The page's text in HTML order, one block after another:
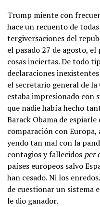
Trump miente con
hace un recuento de
tergiversaciones del
el pasado 27 de agosto,
cosas inciertas. De todo
declaraciones
el secretario general de
estaba impresionado con
que nadie había hecho
Barack Obama de espiarle
comparación con Europa,
yendo tan mal con la
contagios y fallecidos per
países europeos salvo
han cesado. Ni los
de cuestionar un sistema
le dio ganador.